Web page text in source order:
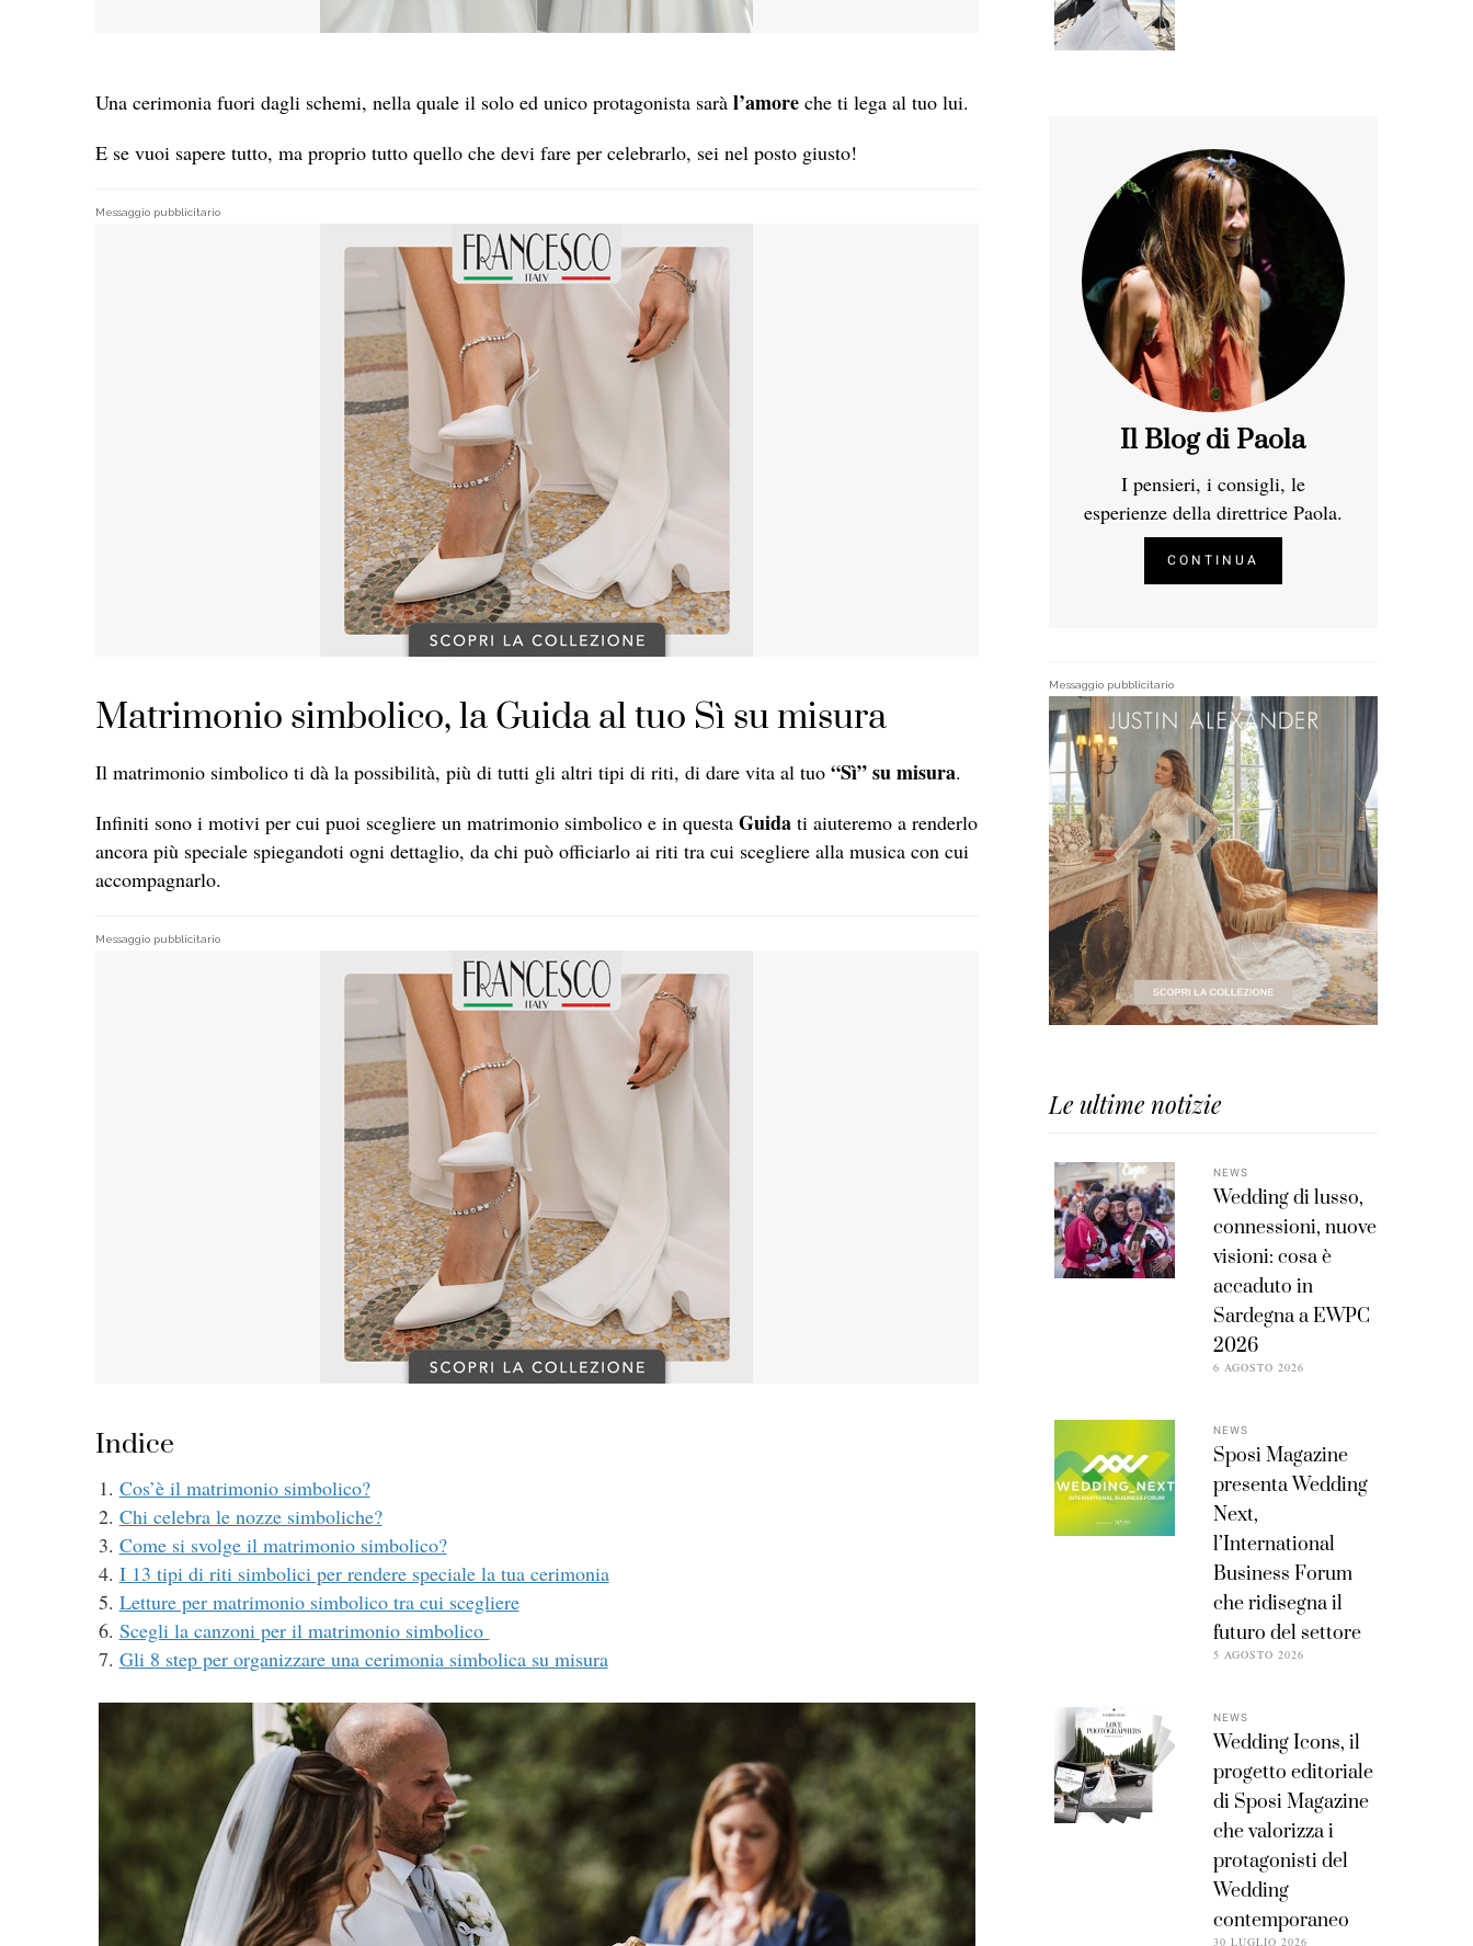
Una cerimonia fuori dagli schemi, nella quale il solo ed unico protagonista sarà l’amore che ti lega al tuo lui.
E se vuoi sapere tutto, ma proprio tutto quello che devi fare per celebrarlo, sei nel posto giusto!
Messaggio pubblicitario
Matrimonio simbolico, la Guida al tuo Sì su misura
Il matrimonio simbolico ti dà la possibilità, più di tutti gli altri tipi di riti, di dare vita al tuo “Sì” su misura.
Infiniti sono i motivi per cui puoi scegliere un matrimonio simbolico e in questa Guida ti aiuteremo a renderlo
ancora più speciale spiegandoti ogni dettaglio, da chi può officiarlo ai riti tra cui scegliere alla musica con cui
accompagnarlo.
Messaggio pubblicitario
Indice
Cos’è il matrimonio simbolico?
Chi celebra le nozze simboliche?
Come si svolge il matrimonio simbolico?
I 13 tipi di riti simbolici per rendere speciale la tua cerimonia
Letture per matrimonio simbolico tra cui scegliere
Scegli la canzoni per il matrimonio simbolico
Gli 8 step per organizzare una cerimonia simbolica su misura
Il Blog di Paola
I pensieri, i consigli, le
esperienze della direttrice Paola.
CONTINUA
Messaggio pubblicitario
Le ultime notizie
NEWS
Wedding di lusso,
connessioni, nuove
visioni: cosa è
accaduto in
Sardegna a EWPC
2026
6 AGOSTO 2026
NEWS
Sposi Magazine
presenta Wedding
Next,
l’International
Business Forum
che ridisegna il
futuro del settore
5 AGOSTO 2026
NEWS
Wedding Icons, il
progetto editoriale
di Sposi Magazine
che valorizza i
protagonisti del
Wedding
contemporaneo
30 LUGLIO 2026